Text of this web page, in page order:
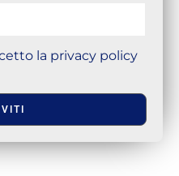
la privacy policy